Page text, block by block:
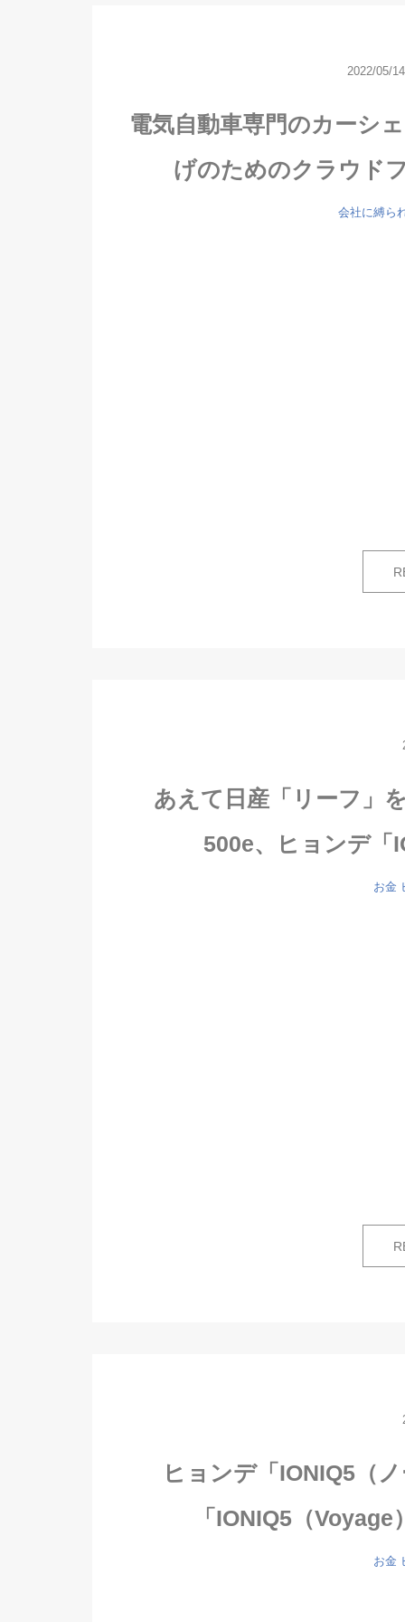
2022/05/14
電気自動車専門のカーシ
げのためのクラウド
会社に縛ら
あえて日産「リーフ」
500e、ヒョンデ「
お金
ヒョンデ「IONIQ5（
「IONIQ5（
お金